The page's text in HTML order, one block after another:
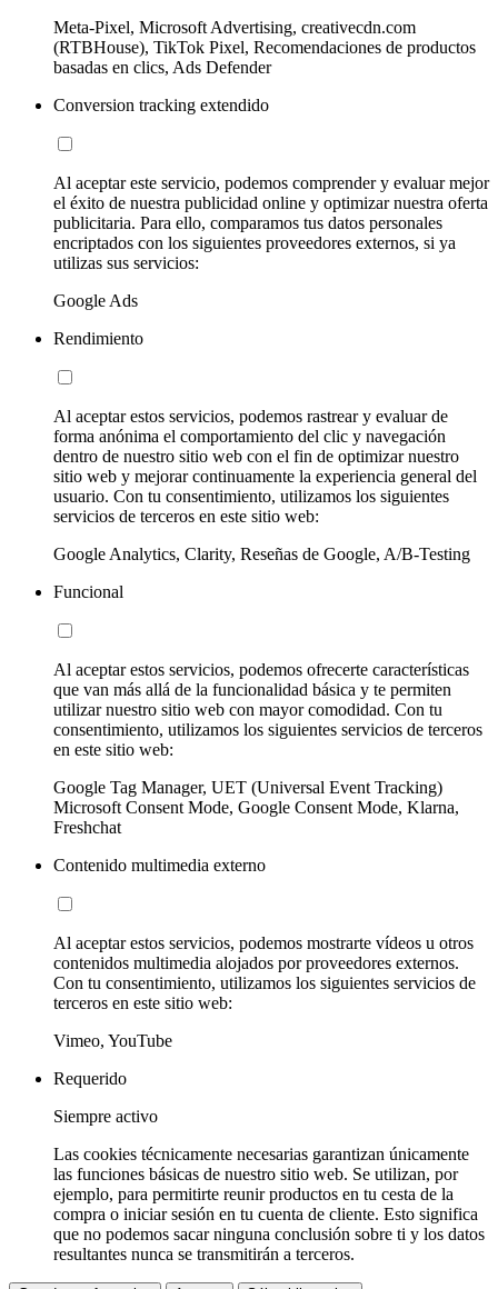
Meta-Pixel, Microsoft Advertising, creativecdn.com
(RTBHouse), TikTok Pixel, Recomendaciones de productos
basadas en clics, Ads Defender
Conversion tracking extendido
Al aceptar este servicio, podemos comprender y evaluar mejor
el éxito de nuestra publicidad online y optimizar nuestra oferta
publicitaria. Para ello, comparamos tus datos personales
encriptados con los siguientes proveedores externos, si ya
utilizas sus servicios:
Google Ads
Rendimiento
Al aceptar estos servicios, podemos rastrear y evaluar de
forma anónima el comportamiento del clic y navegación
dentro de nuestro sitio web con el fin de optimizar nuestro
sitio web y mejorar continuamente la experiencia general del
usuario. Con tu consentimiento, utilizamos los siguientes
servicios de terceros en este sitio web:
Google Analytics, Clarity, Reseñas de Google, A/B-Testing
Funcional
Al aceptar estos servicios, podemos ofrecerte características
que van más allá de la funcionalidad básica y te permiten
utilizar nuestro sitio web con mayor comodidad. Con tu
consentimiento, utilizamos los siguientes servicios de terceros
en este sitio web:
Google Tag Manager, UET (Universal Event Tracking)
Microsoft Consent Mode, Google Consent Mode, Klarna,
Freshchat
Contenido multimedia externo
Al aceptar estos servicios, podemos mostrarte vídeos u otros
contenidos multimedia alojados por proveedores externos.
Con tu consentimiento, utilizamos los siguientes servicios de
terceros en este sitio web:
Vimeo, YouTube
Requerido
Siempre activo
Las cookies técnicamente necesarias garantizan únicamente
las funciones básicas de nuestro sitio web. Se utilizan, por
ejemplo, para permitirte reunir productos en tu cesta de la
compra o iniciar sesión en tu cuenta de cliente. Esto significa
que no podemos sacar ninguna conclusión sobre ti y los datos
resultantes nunca se transmitirán a terceros.